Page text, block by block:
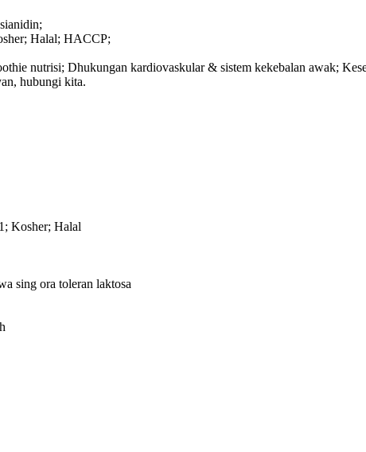
Halal; HACCP;
nutrisi; Dhukungan kardiovaskular & sistem kekebalan awak;
hubungi kita.
Kosher; Halal
sing ora toleran laktosa